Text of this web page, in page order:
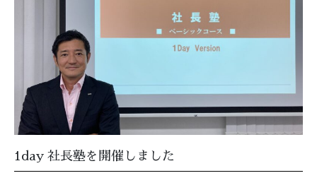
1day 社長塾を開催しました